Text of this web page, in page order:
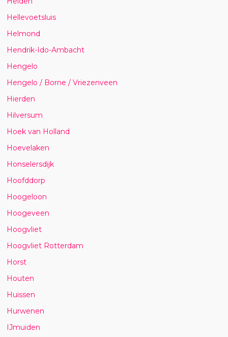
Hellevoetsluis
Helmond
Hendrik-Ido-Ambacht
Hengelo
Hengelo / Borne / Vriezenveen
Hierden
Hilversum
Hoek van Holland
Hoevelaken
Honselersdijk
Hoofddorp
Hoogeloon
Hoogeveen
Hoogvliet
Hoogvliet Rotterdam
Horst
Houten
Huissen
Hurwenen
IJmuiden